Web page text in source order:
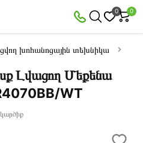
0 0
խոհանոցային տեխնիկա
Լվացող Մեքենա
WT